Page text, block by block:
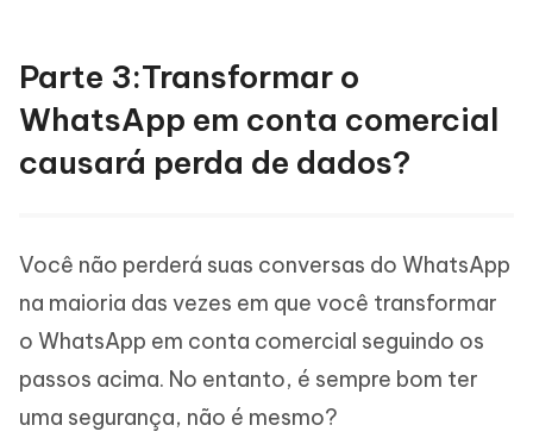
Parte 3:Transformar o
WhatsApp em conta comercial
causará perda de dados?
Você não perderá suas conversas do WhatsApp
na maioria das vezes em que você transformar
o WhatsApp em conta comercial seguindo os
passos acima. No entanto, é sempre bom ter
uma segurança, não é mesmo?